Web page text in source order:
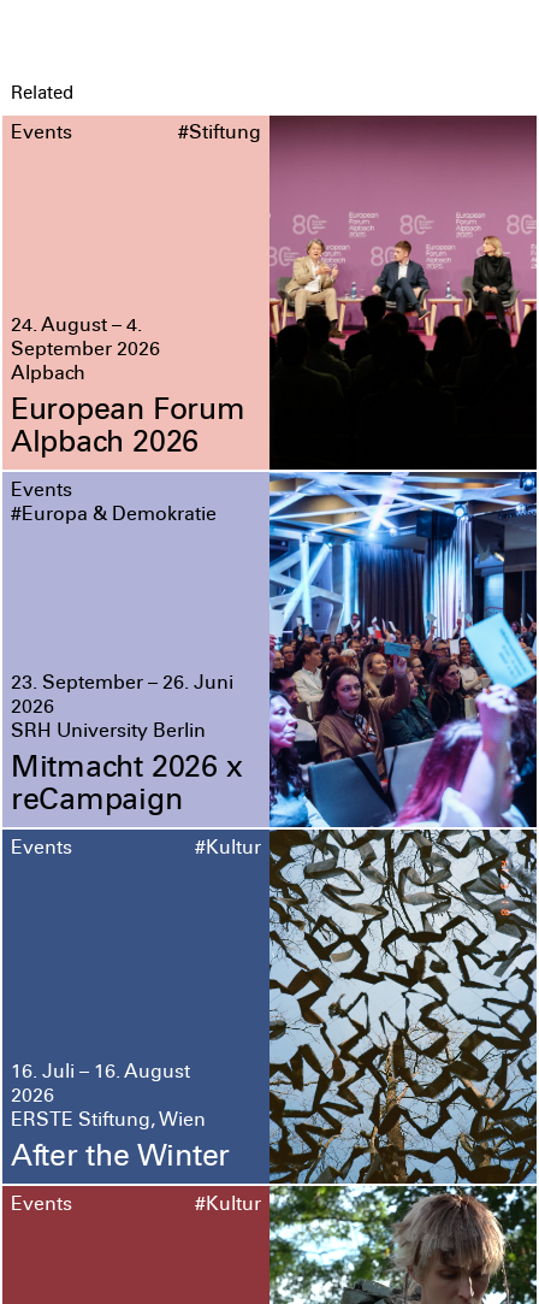
Related
Events #Stiftung
24. August – 4.
September 2026
Alpbach
European Forum
Alpbach 2026
Events
#Europa & Demokratie
23. September – 26. Juni
2026
SRH University Berlin
Mitmacht 2026 x
reCampaign
Events #Kultur
16. Juli – 16. August
2026
ERSTE Stiftung, Wien
After the Winter
Events #Kultur